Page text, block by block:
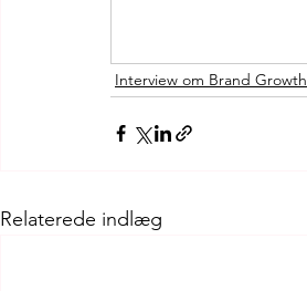
Interview om Brand Growth
Relaterede indlæg